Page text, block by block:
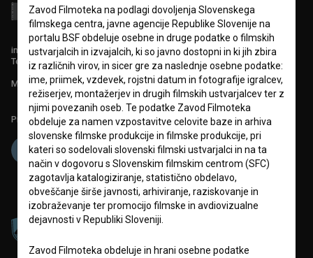
info@filmoteka.si
Tehnična pomoč: podpora@bsf.si
Mednarodna številka ISSN 2670-787X
Projekt sofinancira:
Zavod Filmoteka na podlagi dovoljenja Slovenskega
filmskega centra, javne agencije Republike Slovenije na
portalu BSF obdeluje osebne in druge podatke o filmskih
ustvarjalcih in izvajalcih, ki so javno dostopni in ki jih zbira
iz različnih virov, in sicer gre za naslednje osebne podatke:
ime, priimek, vzdevek, rojstni datum in fotografije igralcev,
režiserjev, montažerjev in drugih filmskih ustvarjalcev ter z
njimi povezanih oseb. Te podatke Zavod Filmoteka
obdeluje za namen vzpostavitve celovite baze in arhiva
slovenske filmske produkcije in filmske produkcije, pri
kateri so sodelovali slovenski filmski ustvarjalci in na ta
način v dogovoru s Slovenskim filmskim centrom (SFC)
zagotavlja katalogiziranje, statistično obdelavo,
obveščanje širše javnosti, arhiviranje, raziskovanje in
izobraževanje ter promocijo filmske in avdiovizualne
dejavnosti v Republiki Sloveniji.
Zavod Filmoteka obdeluje in hrani osebne podatke